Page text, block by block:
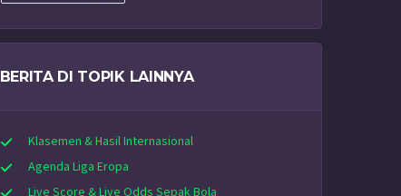
BERITA DI TOPIK LAINNYA
Klasemen & Hasil Internasional
Agenda Liga Eropa
Live Score & Live Odds Sepak Bola